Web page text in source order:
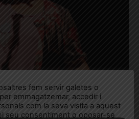
fem servir galetes o
emmagatzemar, accedir i
com la seva visita a aquest
seu consentiment o oposar-se